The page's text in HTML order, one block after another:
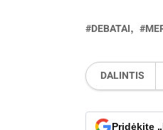
DEBATAI
DALINTIS
Pridėkite